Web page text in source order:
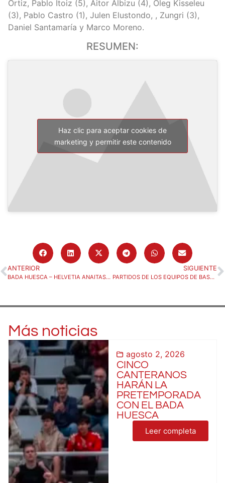
Ortiz, Pablo Itoiz (5), Aitor Albizu (4), Oleg Kisseleu
(3), Pablo Castro (1), Julen Elustondo, , Zungri (3),
Daniel Santamaría y Marco Moreno.
RESUMEN:
Haz clic para aceptar cookies de
marketing y permitir este contenido
ANTERIOR
BADA HUESCA – HELVETIA ANAITASUNA (DOMINGO 01/12, 20:00)
SIGUIENTE
PARTIDOS DE LOS EQUIPOS DE BASE DEL BM. HUESCA
Más noticias
agosto 2, 2026
CINCO
CANTERANOS
HARÁN LA
PRETEMPORADA
CON EL BADA
HUESCA
Leer completa